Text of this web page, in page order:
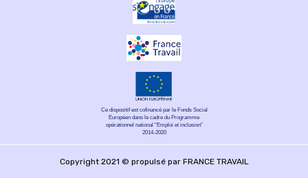
Ce dispositif est cofinancé par le Fonds Social
Européen dans le cadre du Programme
opérationnel national "Emploi et inclusion"
2014-2020
Copyright 2021 © propulsé par FRANCE TRAVAIL